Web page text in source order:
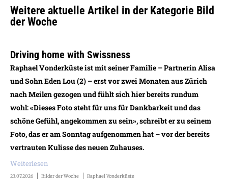
Weitere aktuelle Artikel in der Kategorie Bild
der Woche
Driving home with Swissness
Raphael Vonderküste ist mit seiner Familie – Partnerin Alisa
und Sohn Eden Lou (2) – erst vor zwei Monaten aus Zürich
nach Meilen gezogen und fühlt sich hier bereits rundum
wohl: «Dieses Foto steht für uns für Dankbarkeit und das
schöne Gefühl, angekommen zu sein», schreibt er zu seinem
Foto, das er am Sonntag aufgenommen hat – vor der bereits
vertrauten Kulisse des neuen Zuhauses.
Weiterlesen
23.07.2026 Bilder der Woche Raphael Vonderküste